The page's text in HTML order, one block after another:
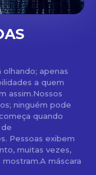
apenas
a quem
assim.Nossos
ninguém pode
quando
Pessoas exibem
muitas vezes,
máscara